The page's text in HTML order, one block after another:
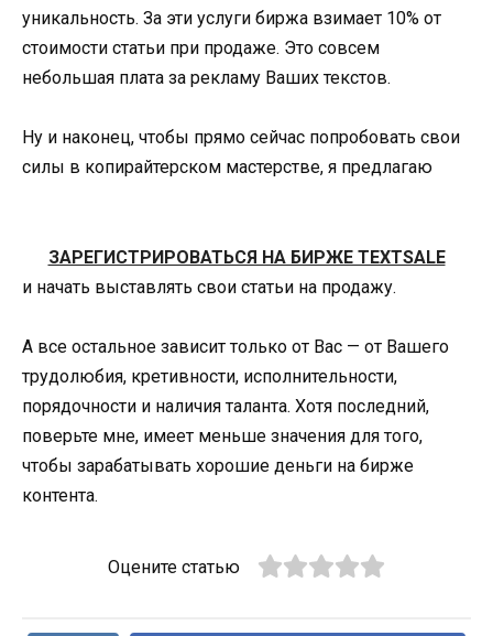
уникальность. За эти услуги биржа взимает 10% от
стоимости статьи при продаже. Это совсем
небольшая плата за рекламу Ваших текстов.
Ну и наконец, чтобы прямо сейчас попробовать свои
силы в копирайтерском мастерстве, я предлагаю
ЗАРЕГИСТРИРОВАТЬСЯ НА БИРЖЕ TEXTSALE
и начать выставлять свои статьи на продажу.
А все остальное зависит только от Вас — от Вашего
трудолюбия, кретивности, исполнительности,
порядочности и наличия таланта. Хотя последний,
поверьте мне, имеет меньше значения для того,
чтобы зарабатывать хорошие деньги на бирже
контента.
Оцените статью